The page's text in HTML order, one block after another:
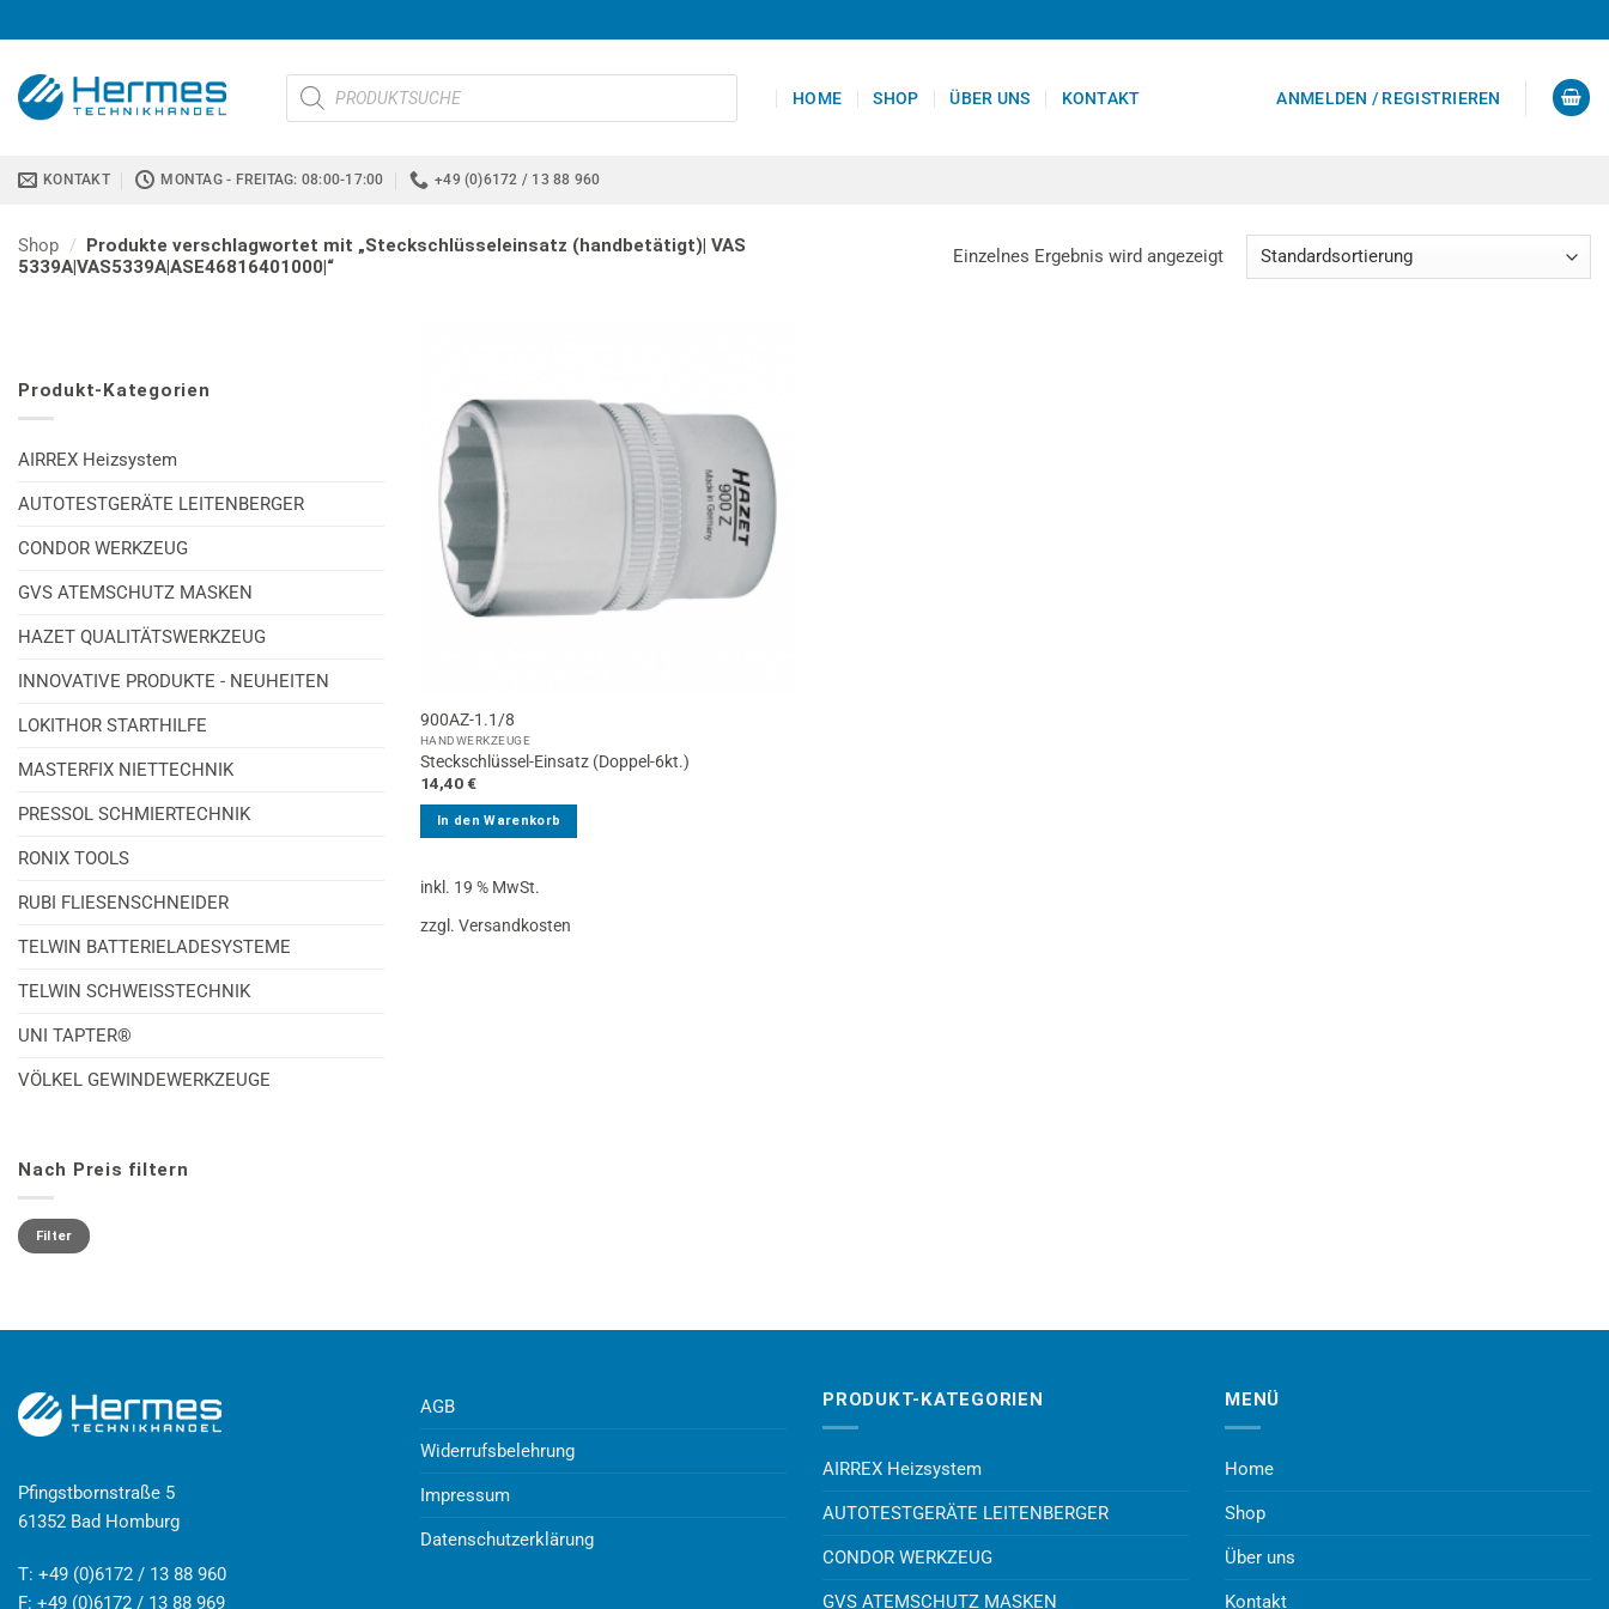
Inhalt
springen
Products
search
HOME SHOP ÜBER UNS KONTAKT ANMELDEN / REGISTRIEREN
KONTAKT MONTAG - FREITAG: 08:00-17:00 +49 (0)6172 / 13 88 960
Shop /
Produkte verschlagwortet mit „Steckschlüsseleinsatz (handbetätigt)| VAS
5339A|VAS5339A|ASE46816401000|“
Einzelnes Ergebnis wird angezeigt
Produkt-Kategorien
AIRREX Heizsystem
AUTOTESTGERÄTE LEITENBERGER
CONDOR WERKZEUG
GVS ATEMSCHUTZ MASKEN
HAZET QUALITÄTSWERKZEUG
INNOVATIVE PRODUKTE - NEUHEITEN
LOKITHOR STARTHILFE
MASTERFIX NIETTECHNIK
PRESSOL SCHMIERTECHNIK
RONIX TOOLS
RUBI FLIESENSCHNEIDER
TELWIN BATTERIELADESYSTEME
TELWIN SCHWEISSTECHNIK
UNI TAPTER®
VÖLKEL GEWINDEWERKZEUGE
Nach Preis filtern
Min.
Preis
Max.
PreisFilter
900AZ-1.1/8
HANDWERKZEUGE
Steckschlüssel-Einsatz (Doppel-6kt.)
14,40€
In den Warenkorb
inkl. 19 % MwSt.
zzgl. Versandkosten
Pfingstbornstraße 5
61352 Bad Homburg
T: +49 (0)6172 / 13 88 960
F: +49 (0)6172 / 13 88 969
AGB
Widerrufsbelehrung
Impressum
Datenschutzerklärung
PRODUKT-KATEGORIEN
AIRREX Heizsystem
AUTOTESTGERÄTE LEITENBERGER
CONDOR WERKZEUG
GVS ATEMSCHUTZ MASKEN
MENÜ
Home
Shop
Über uns
Kontakt